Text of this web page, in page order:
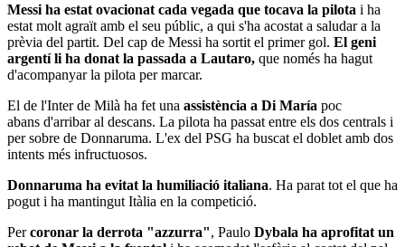
Messi ha estat ovacionat cada vegada que tocava la pilota i ha
estat molt agraït amb el seu públic, a qui s'ha acostat a saludar a la
prèvia del partit. Del cap de Messi ha sortit el primer gol. El geni
argentí li ha donat la passada a Lautaro, que només ha hagut
d'acompanyar la pilota per marcar.
El de l'Inter de Milà ha fet una assistència a Di María poc
abans d'arribar al descans. La pilota ha passat entre els dos centrals i
per sobre de Donnaruma. L'ex del PSG ha buscat el doblet amb dos
intents més infructuosos.
Donnaruma ha evitat la humiliació italiana. Ha parat tot el que ha
pogut i ha mantingut Itàlia en la competició.
Percoronar la derrota "azzurra", Paulo Dybala ha aprofitat un